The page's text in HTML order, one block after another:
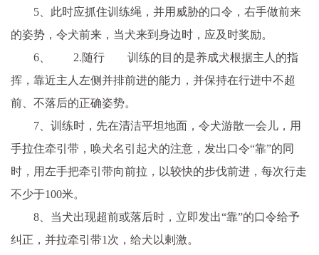
5、此时应抓住训练绳，并用威胁的口令，右手做前来
的姿势，令犬前来，当犬来到身边时，应及时奖励。
6、 2.随行 训练的目的是养成犬根据主人的指
挥，靠近主人左侧并排前进的能力，并保持在行进中不超
前、不落后的正确姿势。
7、训练时，先在清洁平坦地面，令犬游散一会儿，用
手拉住牵引带，唤犬名引起犬的注意，发出口令“靠”的同
时，用左手把牵引带向前拉，以较快的步伐前进，每次行走
不少于100米。
8、当犬出现超前或落后时，立即发出“靠”的口令给予
纠正，并拉牵引带1次，给犬以剌激。